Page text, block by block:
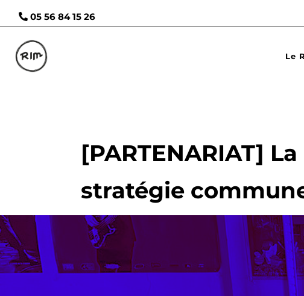
05 56 84 15 26
Le
[PARTENARIAT]
stratégie